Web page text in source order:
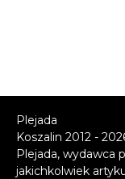
Plejada
Koszalin 2012 -
Plejada, wydawca
jakichkolwiek